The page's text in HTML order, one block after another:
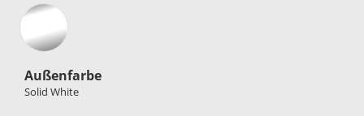
Außenfarbe
Solid White